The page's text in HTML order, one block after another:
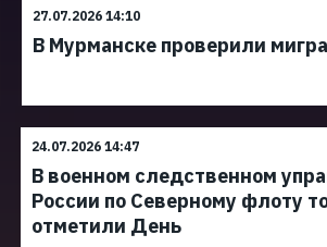
27.07.2026 14:10
В Мурманске проверили
24.07.2026 14:47
В военном следственном
России по Северному флоту
отметили День